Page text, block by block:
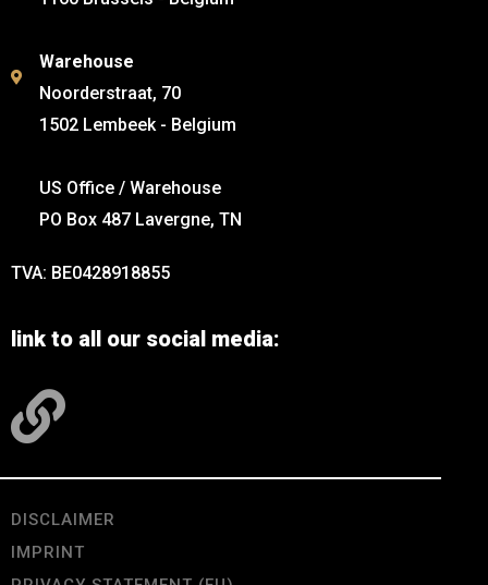
Warehouse
Noorderstraat, 70
1502 Lembeek - Belgium
US Office / Warehouse
PO Box 487 Lavergne, TN
TVA: BE0428918855
link to all our social media:
DISCLAIMER
IMPRINT